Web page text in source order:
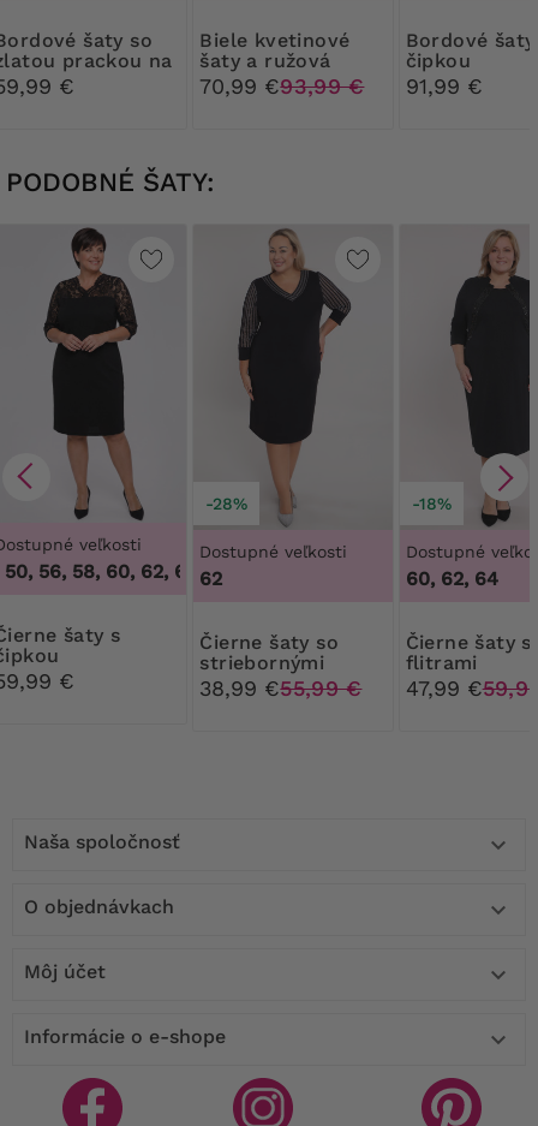
so
prackou na
€
Biele kvetinové
šaty a ružová
blejzer
70,99 €93,99 €
Bordové šaty s
čipkou
91,99 €
PODOBNÉ ŠATY:
veľkosti
56, 58, 60, 62, 64 46, 48, 50, 56, 58, 60, 62, 64
s
€
-28%
Dostupné veľkosti
62
Čierne šaty so
striebornými
rukávmi
38,99 €55,99 €
-18%
Dostupné
60, 62, 64
Čierne šaty s
flitrami
47,99 €
Naša spoločnosť 
O objednávkach 
Môj účet 
Informácie o e-shope 